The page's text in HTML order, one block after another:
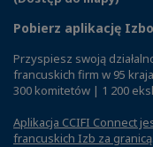
Pobierz aplikację
Przyspiesz swoją
francuskich firm w 95
300 komitetów | 1 200
Aplikacja CCIFI Connect
francuskich Izb za granicą